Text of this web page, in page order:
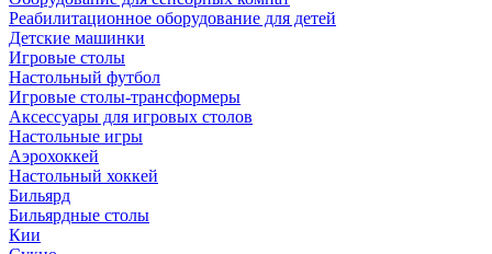
Реабилитационное оборудование для детей
Детские машинки
Игровые столы
Настольный футбол
Игровые столы-трансформеры
Аксессуары для игровых столов
Настольные игры
Аэрохоккей
Настольный хоккей
Бильярд
Бильярдные столы
Кии